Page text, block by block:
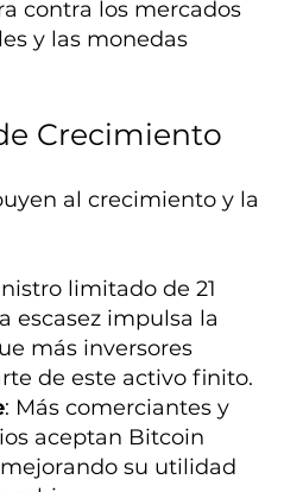
contra los mercados
y las monedas
Crecimiento
al crecimiento y la
limitado de 21
escasez impulsa la
más inversores
de este activo finito.
: Más comerciantes y
aceptan Bitcoin
su utilidad